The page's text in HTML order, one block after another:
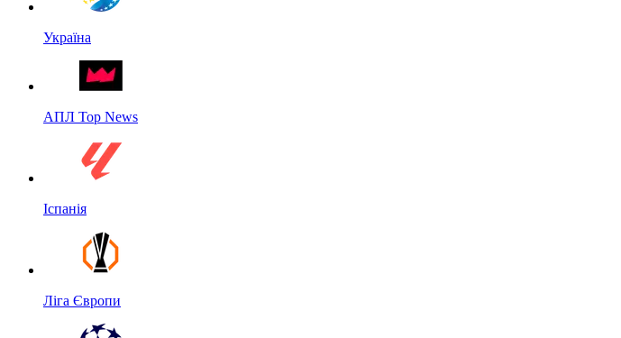
Україна
АПЛ Top News
Іспанія
Ліга Європи